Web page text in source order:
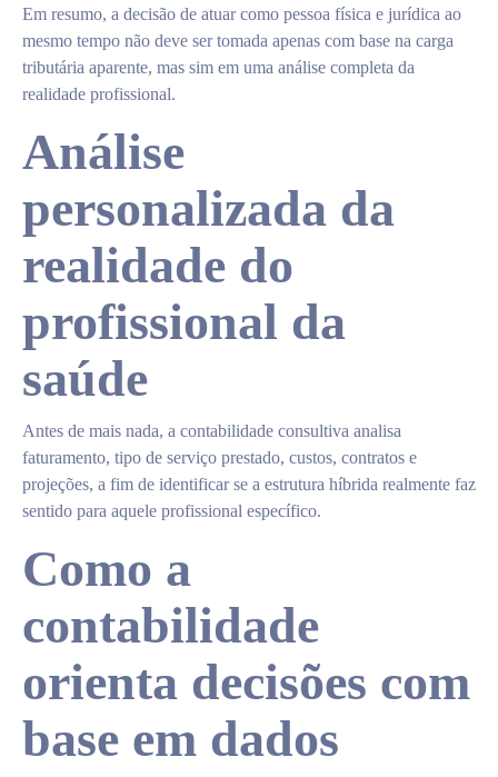
Em resumo, a decisão de atuar como pessoa física e jurídica ao
mesmo tempo não deve ser tomada apenas com base na carga
tributária aparente, mas sim em uma análise completa da
realidade profissional.
Análise
personalizada da
realidade do
profissional da
saúde
Antes de mais nada, a contabilidade consultiva analisa
faturamento, tipo de serviço prestado, custos, contratos e
projeções, a fim de identificar se a estrutura híbrida realmente faz
sentido para aquele profissional específico.
Como a
contabilidade
orienta decisões com
base em dados